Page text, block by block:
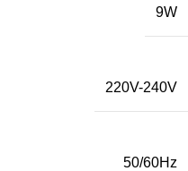
9W
220V-240V
50/60Hz